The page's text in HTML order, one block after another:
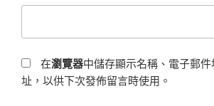
在瀏覽器中儲存顯示名稱、電子郵
址，以供下次發佈留言時使用。